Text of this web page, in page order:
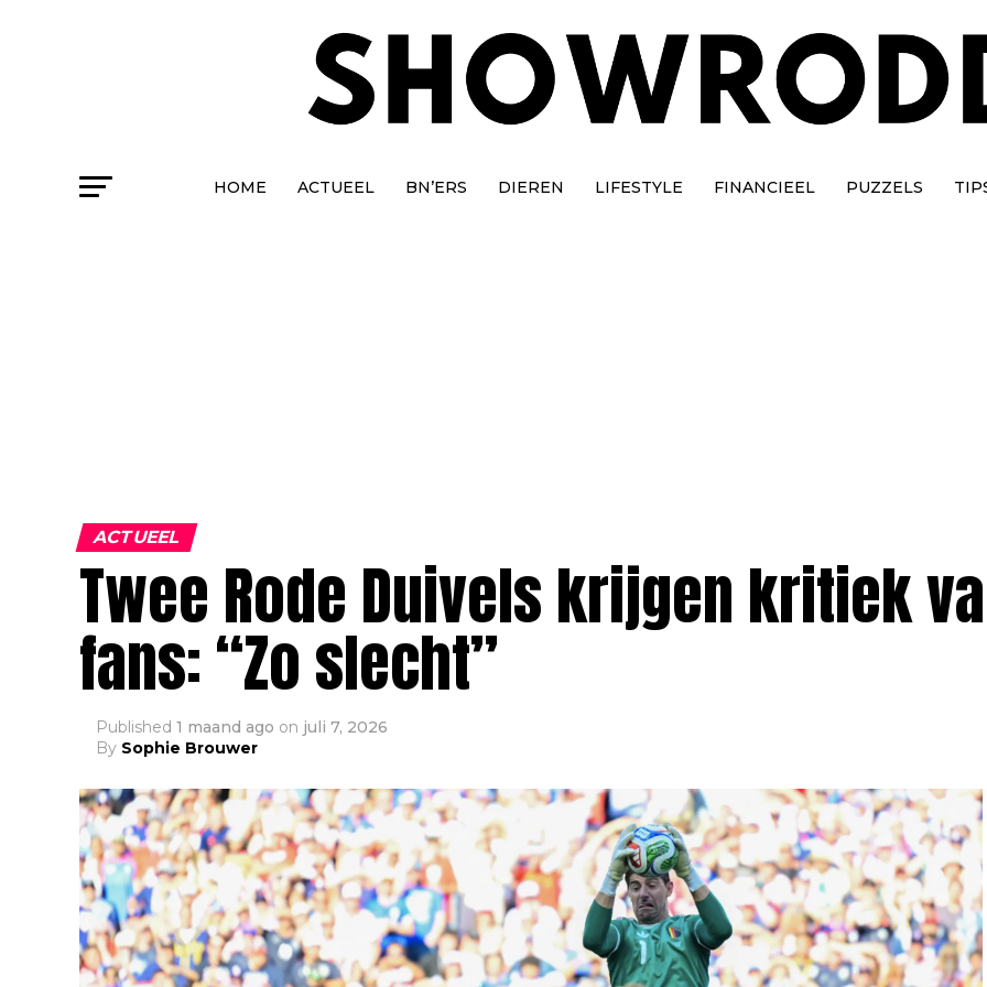
HOME ACTUEEL BN’ERS DIEREN LIFESTYLE FINANCIEEL PUZZELS
ACTUEEL
Twee Rode Duivels krijgen kritiek
fans: “Zo slecht”
Published 1 maand ago on juli 7, 2026
By Sophie Brouwer